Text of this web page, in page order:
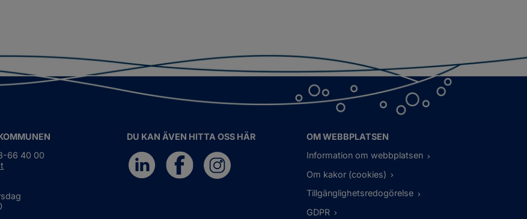
66 40 00
DU KAN ÄVEN HITTA OSS HÄR
OM WEBBPLATSEN
Information om webbplatsen
Om kakor (cookies)
Tillgänglighetsredogörelse
GDPR